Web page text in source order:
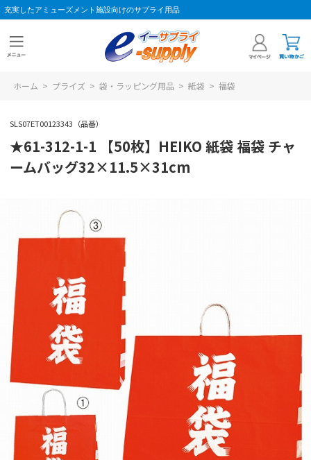
充実したアミューズメント施設向けのサプライ用品
ホーム > プライズ > 袋・ラッピング用品 > 紙袋 > 福袋
SLS07ET00123343（品番）
★61-312-1-1 【50枚】HEIKO 紙袋 福袋 チャ
ームバッグ32×11.5×31cm